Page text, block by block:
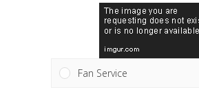
Fan Service